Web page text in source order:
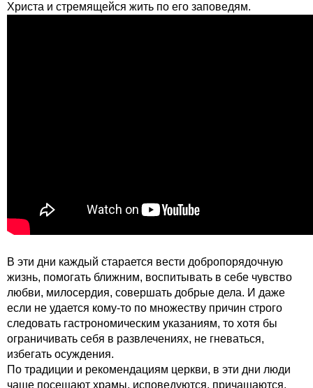
Христа и стремящейся жить по его заповедям.
В эти дни каждый старается вести добропорядочную
жизнь, помогать ближним, воспитывать в себе чувство
любви, милосердия, совершать добрые дела. И даже
если не удается кому-то по множеству причин строго
следовать гастрономическим указаниям, то хотя бы
ограничивать себя в развлечениях, не гневаться,
избегать осуждения.
По традиции и рекомендациям церкви, в эти дни люди
чаще посещают храмы, исповедуются, причащаются,